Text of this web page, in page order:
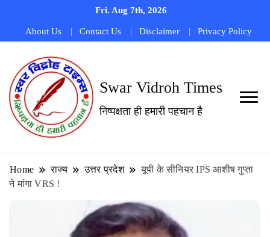
Fri. Aug 7th, 2026
About Us Contact Us Disclaimer Privacy Policy
Swar Vidroh Times
निष्पक्षता ही हमारी पहचान है
Home राज्य उत्तर प्रदेश
यूपी के सीनियर IPS आशीष गुप्ता
ने मांगा VRS !